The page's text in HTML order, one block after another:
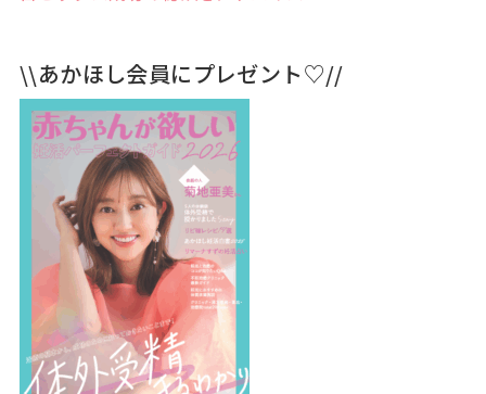
\\あかほし会員にプレゼント♡//